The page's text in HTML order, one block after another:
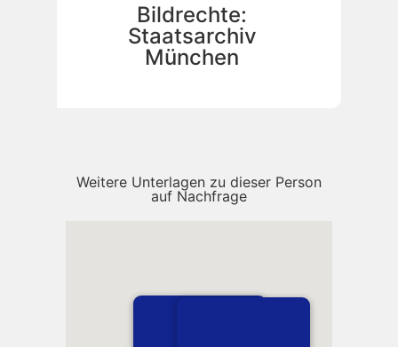
Bildrechte:
Staatsarchiv
München
Weitere Unterlagen zu dieser Person
auf Nachfrage